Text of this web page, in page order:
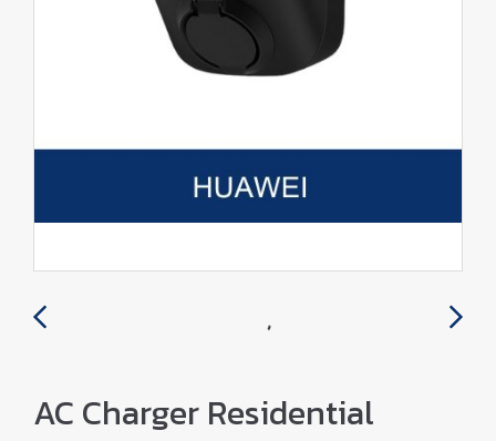
AC Charger Residential